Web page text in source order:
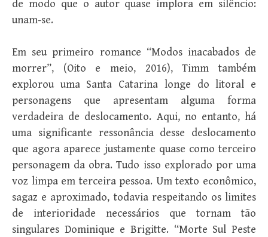
de modo que o autor quase implora em silêncio:
unam-se.
Em seu primeiro romance “Modos inacabados de
morrer”, (Oito e meio, 2016), Timm também
explorou uma Santa Catarina longe do litoral e
personagens que apresentam alguma forma
verdadeira de deslocamento. Aqui, no entanto, há
uma significante ressonância desse deslocamento
que agora aparece justamente quase como terceiro
personagem da obra. Tudo isso explorado por uma
voz limpa em terceira pessoa. Um texto econômico,
sagaz e aproximado, todavia respeitando os limites
de interioridade necessários que tornam tão
singulares Dominique e Brigitte. “Morte Sul Peste